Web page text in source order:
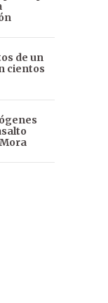
de un
cientos